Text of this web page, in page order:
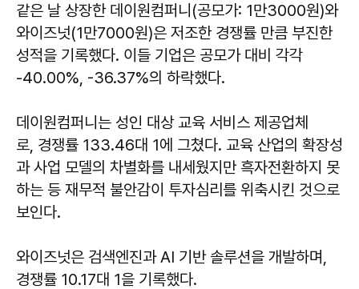
같은 날 상장한 데이원컴퍼니(공모가: 1만3000원)와
와이즈넛(1만7000원)은 저조한 경쟁률 만큼 부진한
성적을 기록했다. 이들 기업은 공모가 대비 각각
-40.00%, -36.37%의 하락했다.
데이원컴퍼니는 성인 대상 교육 서비스 제공업체
로, 경쟁률 133.46대 1에 그쳤다. 교육 산업의 확장성
과 사업 모델의 차별화를 내세웠지만 흑자전환하지 못
하는 등 재무적 불안감이 투자심리를 위축시킨 것으로
보인다.
와이즈넛은 검색엔진과 AI 기반 솔루션을 개발하며,
경쟁률 10.17대 1을 기록했다.